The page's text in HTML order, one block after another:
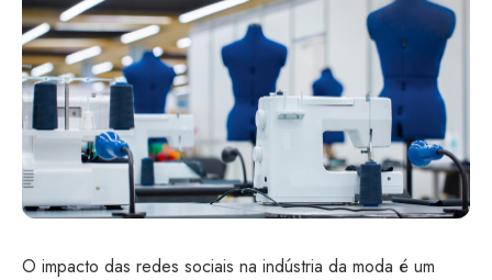
O impacto das redes sociais na indústria da moda é um